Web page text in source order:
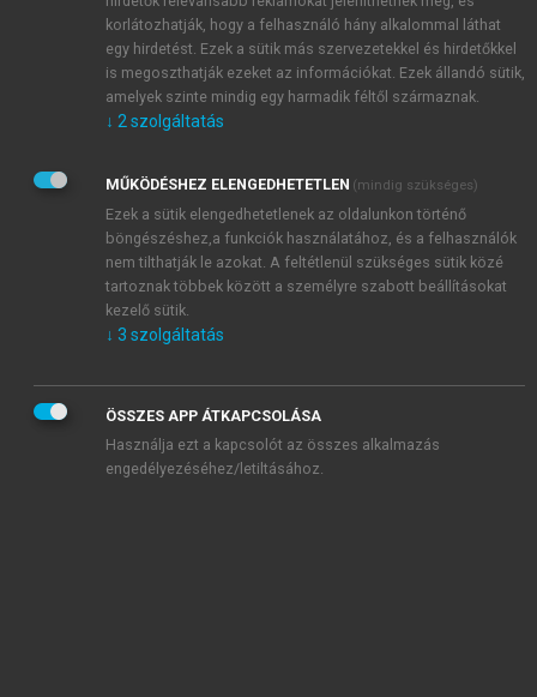
Kérek értesítést a MeRSZ újdonságairól, akcióiról.
Kérek értesítést az Akadémiai Kiadó Zrt. újdonságairól,
Adatkezelési tájékoztatóbanfoglaltakat tudomásul
veszem és elfogadom.
Általános vásárlási feltételeket, valamint a szotar.netés a
mersz.huoldalak licencszerződéseiben foglaltakat
tudomásul veszem és elfogadom.
KIPRÓBÁLOM
korlátozhatják, hogy a felhasználó hány alkalommal láthat
egy hirdetést. Ezek a sütik más szervezetekkel és hirdetőkkel
is megoszthatják ezeket az információkat. Ezek állandó sütik,
amelyek szinte mindig egy harmadik féltől származnak.
↓ 2 szolgáltatás
MŰKÖDÉSHEZ ELENGEDHETETLEN (mindig szükséges)
Ezek a sütik elengedhetetlenek az oldalunkon történő
böngészéshez,a funkciók használatához, és a felhasználók
nem tilthatják le azokat. A feltétlenül szükséges sütik közé
tartoznak többek között a személyre szabott beállításokat
kezelő sütik.
↓ 3 szolgáltatás
ÖSSZES APP ÁTKAPCSOLÁSA
Használja ezt a kapcsolót az összes alkalmazás
engedélyezéséhez/letiltásához.